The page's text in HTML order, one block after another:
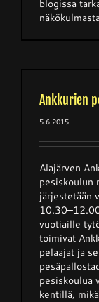
blogissa
Ankkurien
5.6.2015
Alajärven
pesiskoulun
järjestetään
vuotiaille
toimivat
pelaajat ja
pesiskoulua
kentillä,